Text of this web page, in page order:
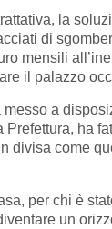
la
di
mensili
il palazzo
messo a
ha
divisa come
per chi è
un